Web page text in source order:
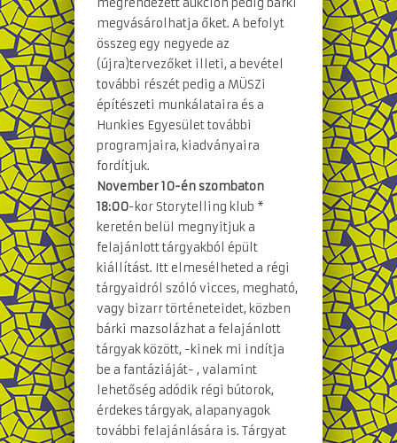
megrendezett aukción pedig bárki
megvásárolhatja őket. A befolyt
összeg egy negyede az
(újra)tervezőket illeti, a bevétel
további részét pedig a MÜSZi
építészeti munkálataira és a
Hunkies Egyesület további
programjaira, kiadványaira
fordítjuk.
November 10-én szombaton
18:00-kor Storytelling klub *
keretén belül megnyitjuk a
felajánlott tárgyakból épült
kiállítást. Itt elmesélheted a régi
tárgyaidról szóló vicces, megható,
vagy bizarr történeteidet, közben
bárki mazsolázhat a felajánlott
tárgyak között, -kinek mi indítja
be a fantáziáját- , valamint
lehetőség adódik régi bútorok,
érdekes tárgyak, alapanyagok
további felajánlására is. Tárgyat